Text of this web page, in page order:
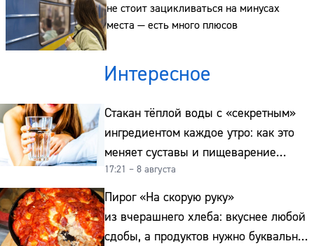
не стоит зацикливаться на минусах
места — есть много плюсов
Интересное
Стакан тёплой воды с «секретным»
ингредиентом каждое утро: как это
меняет суставы и пищеварение
после 50
17:21 – 8 августа
Пирог «На скорую руку»
из вчерашнего хлеба: вкуснее любой
сдобы, а продуктов нужно буквально